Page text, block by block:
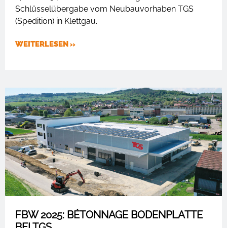
Schlüsselübergabe vom Neubauvorhaben TGS
(Spedition) in Klettgau.
WEITERLESEN »
FBW 2025: BÉTONNAGE BODENPLATTE